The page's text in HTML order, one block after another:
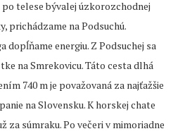
telese bývalej úzkorozchodnej
prichádzame na Podsuchú.
dopĺňame energiu. Z Podsuchej sa
na Smrekovicu. Táto cesta dlhá
740 m je považovaná za najťažšie
na Slovensku. K horskej chate
za súmraku. Po večeri v mimoriadne